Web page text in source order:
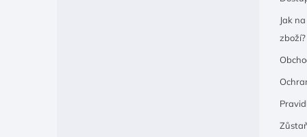
Jak
zboží?